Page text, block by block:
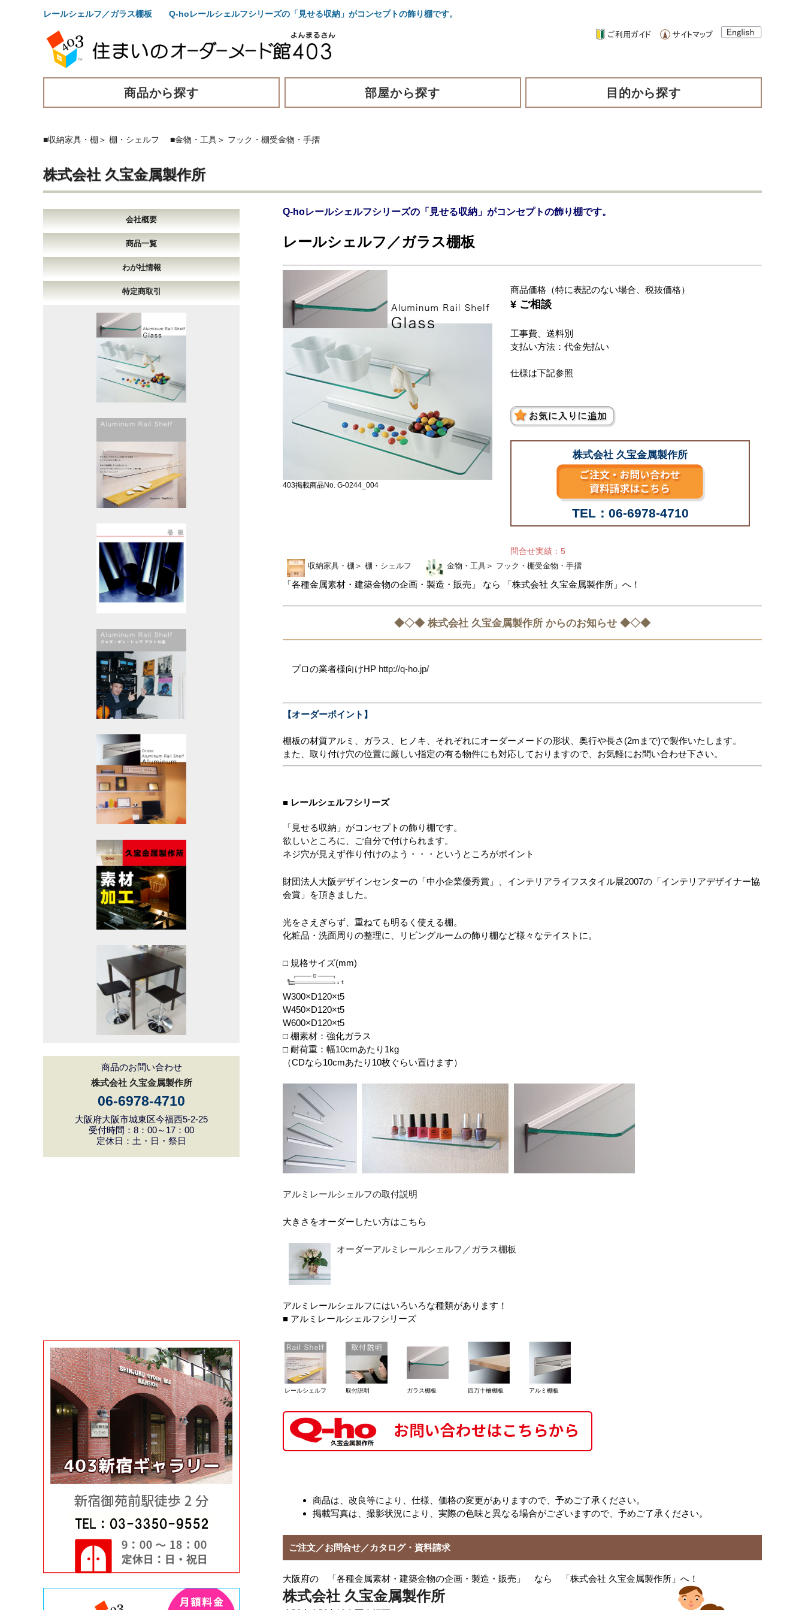
レールシェルフ／ガラス棚板 Q-hoレールシェルフシリーズの「見せる収納」がコンセプトの飾り棚です。
商品から探す 部屋から探す 目的から探す
■収納家具・棚 ＞ 棚・シェルフ ■金物・工具＞ フック・棚受金物・手摺
株式会社 久宝金属製作所
会社概要
商品一覧
わが社情報
特定商取引
商品のお問い合わせ
株式会社 久宝金属製作所
06-6978-4710
大阪府大阪市城東区今福西5-2-25
受付時間：8：00～17：00
定休日：土・日・祭日
Q-hoレールシェルフシリーズの「見せる収納」がコンセプトの飾り棚です。
レールシェルフ／ガラス棚板
403掲載商品No. G-0244_004
商品価格（特に表記のない場合、税抜価格）
¥ ご相談
工事費、送料別
支払い方法：代金先払い
仕様は下記参照
株式会社 久宝金属製作所
TEL：06-6978-4710
問合せ実績：5
収納家具・棚 ＞ 棚・シェルフ 金物・工具 ＞ フック・棚受金物・手摺
「各種金属素材・建築金物の企画・製造・販売」 なら 「株式会社 久宝金属製作所」へ！
◆◇◆ 株式会社 久宝金属製作所 からのお知らせ ◆◇◆
プロの業者様向けHP http://q-ho.jp/
【オーダーポイント】
棚板の材質アルミ、ガラス、ヒノキ、それぞれにオーダーメードの形状、奥行や長さ(2mまで)で製作いたします。
また、取り付け穴の位置に厳しい指定の有る物件にも対応しておりますので、お気軽にお問い合わせ下さい。
■ レールシェルフシリーズ
「見せる収納」がコンセプトの飾り棚です。
欲しいところに、ご自分で付けられます。
ネジ穴が見えず作り付けのよう・・・というところがポイント
財団法人大阪デザインセンターの「中小企業優秀賞」、インテリアライフスタイル展2007の「インテリアデザイナー協
会賞」を頂きました。
光をさえぎらず、重ねても明るく使える棚。
化粧品・洗面周りの整理に、リビングルームの飾り棚など様々なテイストに。
□ 規格サイズ(mm)
W300×D120×t5
W450×D120×t5
W600×D120×t5
□ 棚素材：強化ガラス
□ 耐荷重：幅10cmあたり1kg
（CDなら10cmあたり10枚ぐらい置けます）
アルミレールシェルフの取付説明
大きさをオーダーしたい方はこちら
オーダーアルミレールシェルフ／ガラス棚板
アルミレールシェルフにはいろいろな種類があります！
■ アルミレールシェルフシリーズ
レールシェルフ 取付説明 ガラス棚板 四万十檜棚板 アルミ棚板
商品は、改良等により、仕様、価格の変更がありますので、予めご了承ください。
掲載写真は、撮影状況により、実際の色味と異なる場合がございますので、予めご了承ください。
ご注文／お問合せ／カタログ・資料請求
大阪府の 「各種金属素材・建築金物の企画・製造・販売」 なら 「株式会社 久宝金属製作所」へ！
株式会社 久宝金属製作所